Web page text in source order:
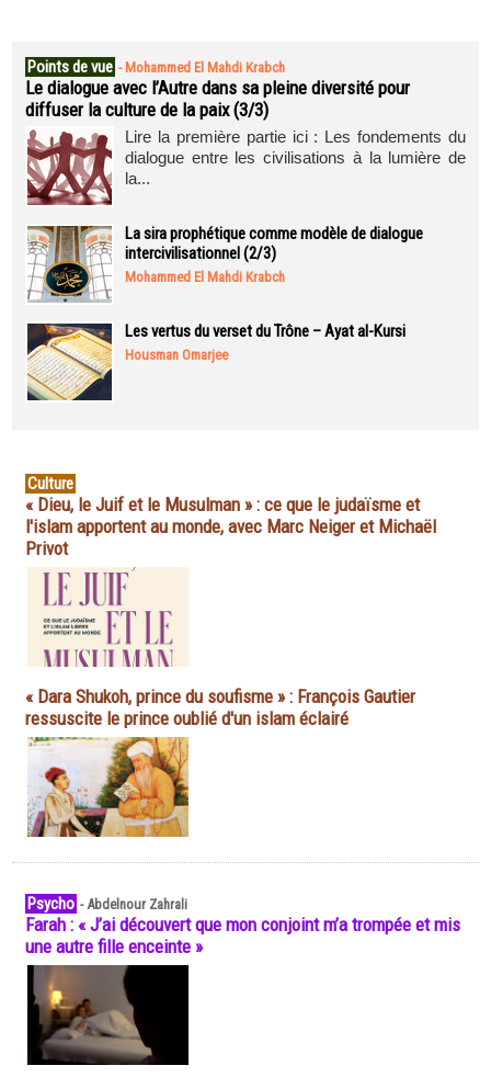
Points de vue - Mohammed El Mahdi Krabch
Le dialogue avec l’Autre dans sa pleine diversité pour
diffuser la culture de la paix (3/3)
Lire la première partie ici : Les fondements du
dialogue entre les civilisations à la lumière de
la...
La sira prophétique comme modèle de dialogue
intercivilisationnel (2/3)
Mohammed El Mahdi Krabch
Les vertus du verset du Trône – Ayat al-Kursi
Housman Omarjee
Culture
« Dieu, le Juif et le Musulman » : ce que le judaïsme et
l'islam apportent au monde, avec Marc Neiger et Michaël
Privot
« Dara Shukoh, prince du soufisme » : François Gautier
ressuscite le prince oublié d'un islam éclairé
Psycho -Abdelnour Zahrali
Farah : « J’ai découvert que mon conjoint m’a trompée et mis
une autre fille enceinte »